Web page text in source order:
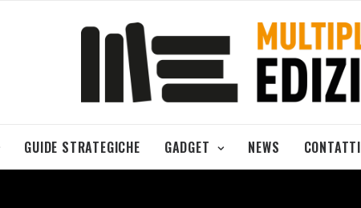
GUIDE STRATEGICHE GADGET NEWS CONTATTI